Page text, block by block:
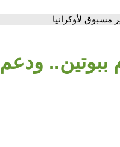
لأوكرانيا
ودعم